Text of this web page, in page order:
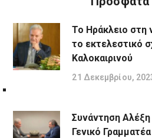
Το Ηράκλειο στη
το εκτελεστικό
Καλοκαιρινού
21 Δεκεμβρίου,
Συνάντηση Αλέξη
Γενικό